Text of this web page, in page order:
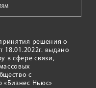
решения о
18.01.2022г. выдано
в сфере связи,
с
«Бизнес Ньюс»